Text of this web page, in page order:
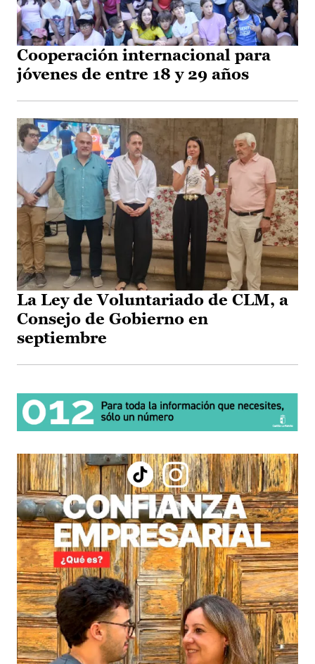
Cooperación internacional para
jóvenes de entre 18 y 29 años
La Ley de Voluntariado de CLM, a
Consejo de Gobierno en
septiembre